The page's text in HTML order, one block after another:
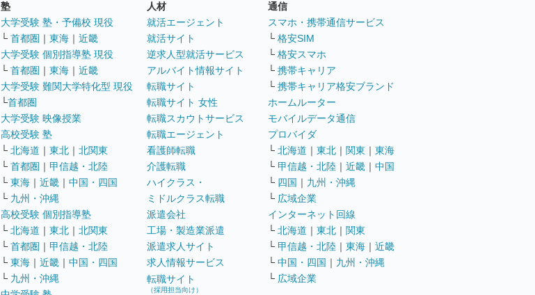
塾
大学受験 塾・予備校 現役
└ 首都圏 ｜ 東海 ｜ 近畿
大学受験 個別指導塾 現役
└ 首都圏 ｜ 東海 ｜ 近畿
大学受験 難関大学特化型 現役
└首都圏
大学受験 映像授業
高校受験 塾
└ 北海道 ｜ 東北 ｜ 北関東
└ 首都圏 ｜ 甲信越・北陸
└ 東海 ｜ 近畿 ｜ 中国・四国
└ 九州・沖縄
高校受験 個別指導塾
└ 北海道 ｜ 東北 ｜ 北関東
└ 首都圏 ｜ 甲信越・北陸
└ 東海 ｜ 近畿 ｜ 中国・四国
└ 九州・沖縄
人材
就活エージェント
就活サイト
逆求人型就活サービス
アルバイト情報サイト
転職サイト
転職サイト 女性
転職スカウトサービス
転職エージェント
看護師転職
介護転職
ハイクラス・
ミドルクラス転職
派遣会社
工場・製造業派遣
派遣求人サイト
求人情報サービス
転職サイト
（採用担当向け）
通信
スマホ・携帯通信サービス
└ 格安SIM
└ 格安スマホ
└ 携帯キャリア
└ 携帯キャリア格安ブランド
ホームルーター
モバイルデータ通信
プロバイダ
└ 北海道 ｜ 東北 ｜ 関東 ｜ 東海
└ 甲信越・北陸 ｜ 近畿 ｜ 中国
└ 四国 ｜ 九州・沖縄
└ 広域企業
インターネット回線
└ 北海道 ｜ 東北 ｜ 関東
└ 甲信越・北陸 ｜ 東海 ｜ 近畿
└ 中国・四国 ｜ 九州・沖縄
└ 広域企業